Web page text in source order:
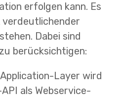
erfolgen kann. Es
verdeutlichender
Dabei sind
berücksichtigen:
Layer wird
als Webservice-